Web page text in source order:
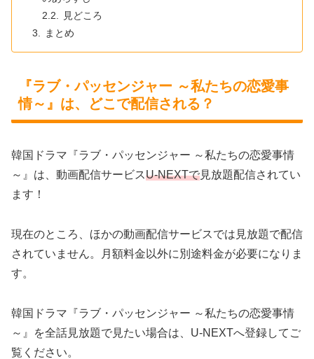
見どころ
まとめ
『ラブ・パッセンジャー ～私たちの恋愛事
情～』は、どこで配信される？
韓国ドラマ『ラブ・パッセンジャー ～私たちの恋愛事情
～』は、動画配信サービスU-NEXTで見放題配信されてい
ます！
現在のところ、ほかの動画配信サービスでは見放題で配信
されていません。月額料金以外に別途料金が必要になりま
す。
韓国ドラマ『ラブ・パッセンジャー ～私たちの恋愛事情
～』を全話見放題で見たい場合は、U-NEXTへ登録してご
覧ください。